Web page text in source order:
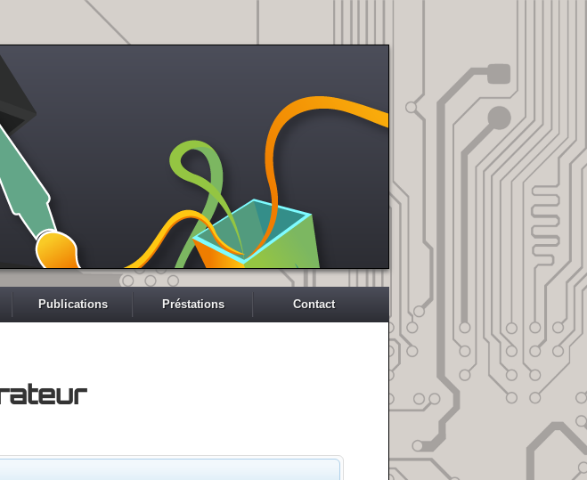
Publications Préstations Contact